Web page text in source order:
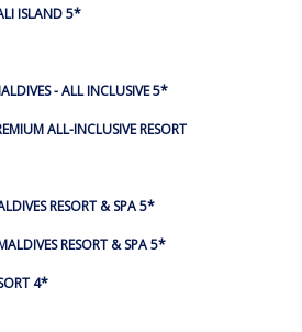
ISLAND 5*
- ALL INCLUSIVE 5*
ALL-INCLUSIVE RESORT
RESORT & SPA 5*
RESORT & SPA 5*
4*